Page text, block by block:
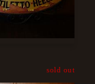
sold out